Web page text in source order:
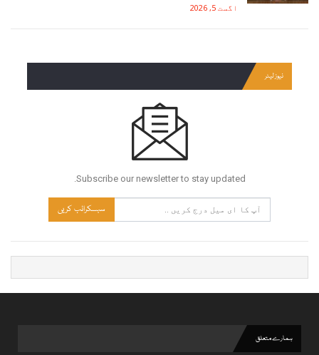
اگست 5, 2026
نیوز لیٹر
Subscribe our newsletter to stay updated.
سبسکرائب کریں
ہمارے متعلق